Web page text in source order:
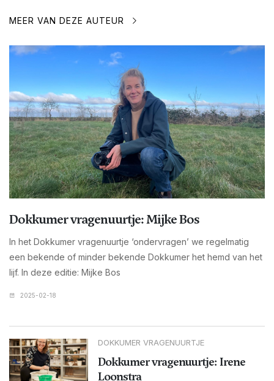
MEER VAN DEZE AUTEUR
Dokkumer vragenuurtje: Mijke Bos
In het Dokkumer vragenuurtje ‘ondervragen’ we regelmatig
een bekende of minder bekende Dokkumer het hemd van het
lijf. In deze editie: Mijke Bos
2025-02-18
DOKKUMER VRAGENUURTJE
Dokkumer vragenuurtje: Irene
Loonstra